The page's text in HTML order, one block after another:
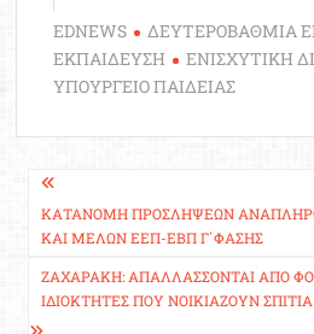
EDNEWS
ΔΕΥΤΕΡΟΒΑΘΜΙΑ
ΕΚΠΑΙΔΕΥΣΗ
ΕΝΙΣΧΥΤΙΚΗ
ΥΠΟΥΡΓΕΙΟ ΠΑΙΔΕΙΑΣ
Πλοήγηση
άρθρων
ΚΑΤΑΝΟΜΉ ΠΡΟΣΛΉΨΕΩΝ
ΚΑΙ ΜΕΛΏΝ ΕΕΠ-ΕΒΠ Γ΄ΦΆΣΗΣ
ΖΑΧΑΡΆΚΗ: ΑΠΑΛΛΆΣΣΟΝΤΑΙ ΑΠΌ
ΙΔΙΟΚΤΉΤΕΣ ΠΟΥ ΝΟΙΚΙΆΖΟΥΝ